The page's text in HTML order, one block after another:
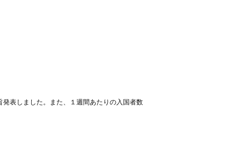
表しました。また、１週間あたりの入国者数